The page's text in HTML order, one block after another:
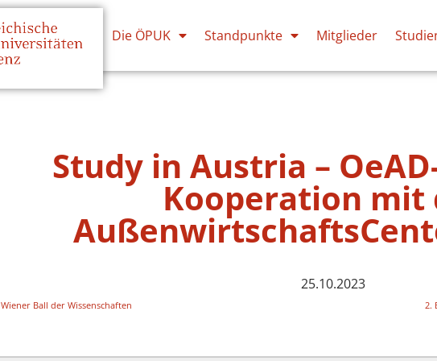
Die ÖPUK Standpunkte Mitglieder
Study in Austria –
Kooperation mit
25.10.2023
Wiener Ball der Wissenschaften 2.